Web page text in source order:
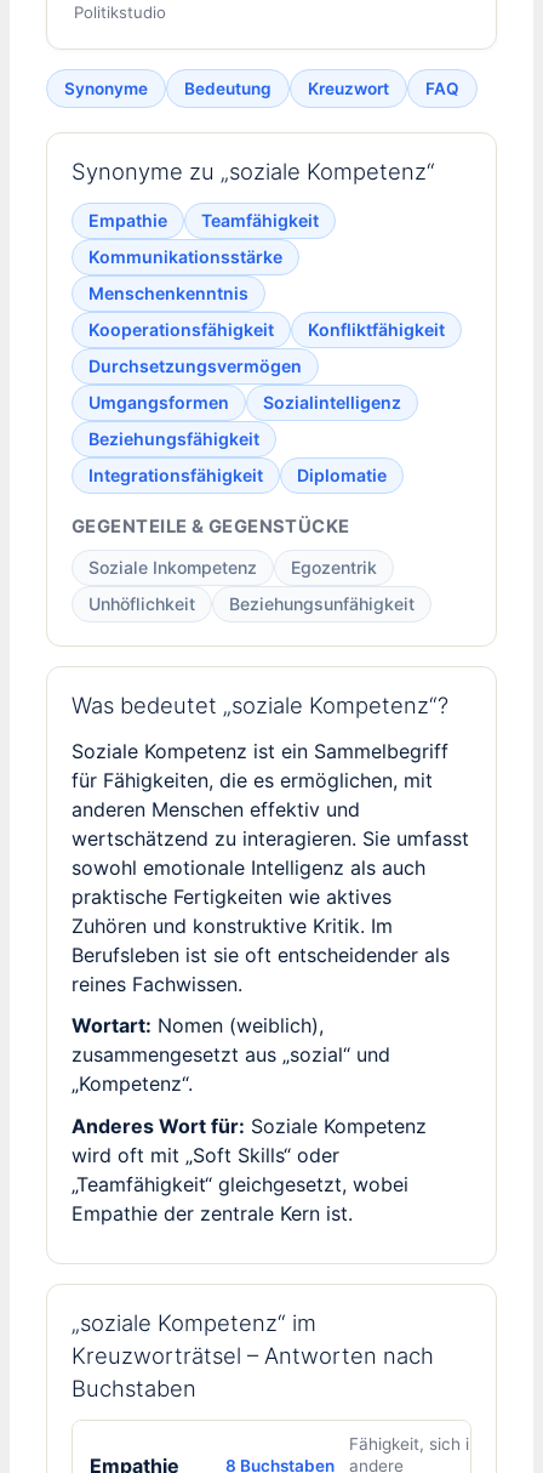
Politikstudio
Synonyme Bedeutung Kreuzwort FAQ
Synonyme zu „soziale Kompetenz“
Empathie
Teamfähigkeit
Kommunikationsstärke
Menschenkenntnis
Kooperationsfähigkeit
Konfliktfähigkeit
Durchsetzungsvermögen
Umgangsformen
Sozialintelligenz
Beziehungsfähigkeit
Integrationsfähigkeit
Diplomatie
GEGENTEILE & GEGENSTÜCKE
Soziale Inkompetenz
Egozentrik
Unhöflichkeit
Beziehungsunfähigkeit
Was bedeutet „soziale Kompetenz“?
Soziale Kompetenz ist ein Sammelbegriff
für Fähigkeiten, die es ermöglichen, mit
anderen Menschen effektiv und
wertschätzend zu interagieren. Sie umfasst
sowohl emotionale Intelligenz als auch
praktische Fertigkeiten wie aktives
Zuhören und konstruktive Kritik. Im
Berufsleben ist sie oft entscheidender als
reines Fachwissen.
Wortart: Nomen (weiblich),
zusammengesetzt aus „sozial“ und
„Kompetenz“.
Anderes Wort für: Soziale Kompetenz
wird oft mit „Soft Skills“ oder
„Teamfähigkeit“ gleichgesetzt, wobei
Empathie der zentrale Kern ist.
„soziale Kompetenz“ im
Kreuzworträtsel – Antworten nach
Buchstaben
Empathie 8 Buchstaben
Fähigkeit, sich in
andere